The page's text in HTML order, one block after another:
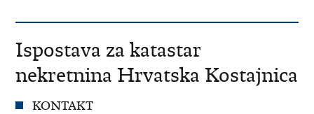
Ispostava za katastar
nekretnina Hrvatska Kostajnica
KONTAKT